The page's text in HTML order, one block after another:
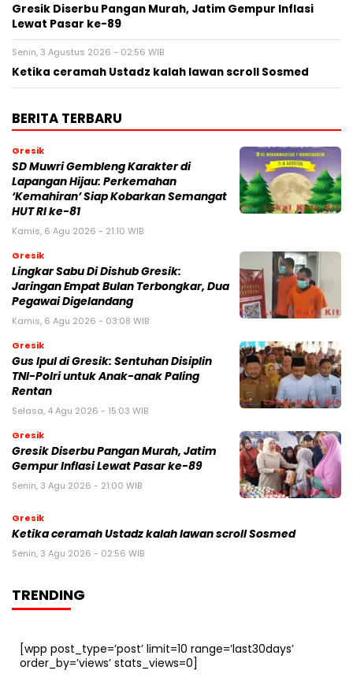
Gresik Diserbu Pangan Murah, Jatim Gempur Inflasi
Lewat Pasar ke-89
Senin, 3 Agustus 2026 - 02:56 WIB
Ketika ceramah Ustadz kalah lawan scroll Sosmed
BERITA TERBARU
Gresik
SD Muwri Gembleng Karakter di
Lapangan Hijau: Perkemahan
‘Kemahiran’ Siap Kobarkan Semangat
HUT RI ke-81
Kamis, 6 Agu 2026 - 21:10 WIB
Gresik
Lingkar Sabu Di Dishub Gresik:
Jaringan Empat Bulan Terbongkar, Dua
Pegawai Digelandang
Kamis, 6 Agu 2026 - 03:08 WIB
Gresik
Gus Ipul di Gresik: Sentuhan Disiplin
TNI-Polri untuk Anak-anak Paling
Rentan
Selasa, 4 Agu 2026 - 15:03 WIB
Gresik
Gresik Diserbu Pangan Murah, Jatim
Gempur Inflasi Lewat Pasar ke-89
Senin, 3 Agu 2026 - 21:00 WIB
Gresik
Ketika ceramah Ustadz kalah lawan scroll Sosmed
Senin, 3 Agu 2026 - 02:56 WIB
TRENDING
[wpp post_type=’post’ limit=10 range=’last30days’
order_by=’views’ stats_views=0]